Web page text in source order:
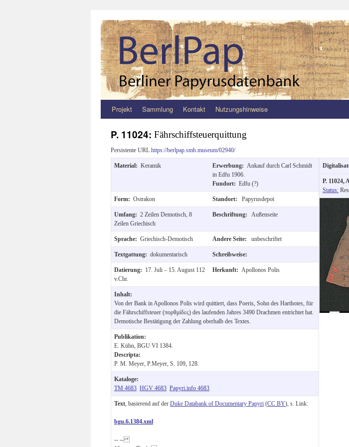
Zum
springen
Projekt Sammlung Kontakt Nutzungshinweise
P. 11024: Fährschiffsteuerquittung
Persistente URL https://berlpap.smb.museum/02940/
Material: Keramik Erwerbung: Ankauf durch Carl Schmidt
in Edfu 1906.
Fundort: Edfu (?)
Form: Ostrakon Standort: Papyrusdepot
Umfang: 2 Zeilen Demotisch, 8
Zeilen Griechisch
Beschriftung: Außenseite
Sprache: Griechisch-Demotisch Andere Seite: unbeschriftet
Textgattung: dokumentarisch Schreibweise:
Datierung: 17. Juli – 15. August 112
v.Chr.
Herkunft: Apollonos Polis
Inhalt:
Von der Bank in Apollonos Polis wird quittiert, dass Poeris, Sohn des Harthotes, für
die Fährschiffsteuer (πορθμίδες) des laufenden Jahres 3490 Drachmen entrichtet hat.
Demotische Bestätigung der Zahlung oberhalb des Textes.
Publikation:
E. Kühn, BGU VI 1384.
Descripta:
P. M. Meyer, P.Meyer, S. 109, 128.
Kataloge:
TM 4683 HGV 4683 Papyri.info 4683
Text , basierend auf der Duke Databank of Documentary Papyri (CC BY), s. Link:
bgu.6.1384.xml
-- --
P. 11024,
Status: